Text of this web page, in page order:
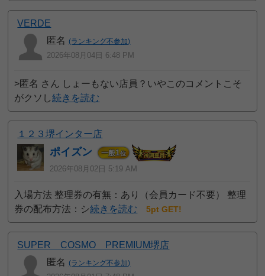
VERDE
匿名 (ランキング不参加)
2026年08月04日 6:48 PM
>匿名 さん しょーもない店員？いやこのコメントこそ
がクソし続きを読む
１２３堺インター店
ポイズン 一般1位
2026年08月02日 5:19 AM
入場方法 整理券の有無：あり（会員カード不要） 整理
券の配布方法：シ続きを読む 5pt GET!
SUPER COSMO PREMIUM堺店
匿名 (ランキング不参加)